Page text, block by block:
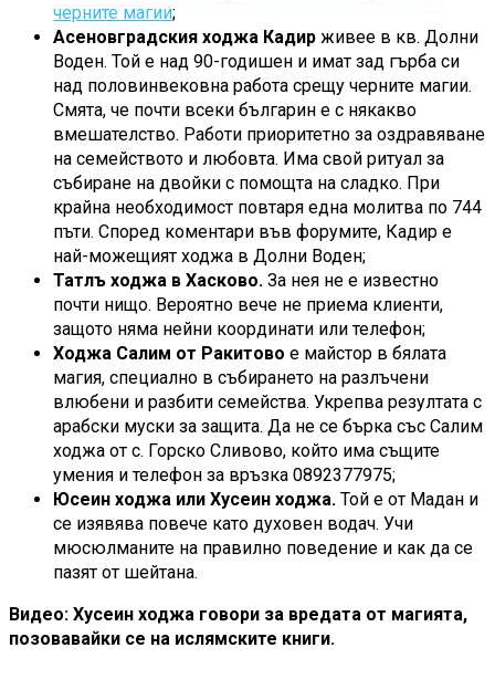
черните магии;
Асеновградския ходжа Кадир живее в кв. Долни
Воден. Той е над 90-годишен и имат зад гърба си
над половинвековна работа срещу черните магии.
Смята, че почти всеки българин е с някакво
вмешателство. Работи приоритетно за оздравяване
на семейството и любовта. Има свой ритуал за
събиране на двойки с помощта на сладко. При
крайна необходимост повтаря една молитва по 744
пъти. Според коментари във форумите, Кадир е
най-можещият ходжа в Долни Воден;
Татлъ ходжа в Хасково. За нея не е известно
почти нищо. Вероятно вече не приема клиенти,
защото няма нейни координати или телефон;
Ходжа Салим от Ракитово е майстор в бялата
магия, специално в събирането на разлъчени
влюбени и разбити семейства. Укрепва резултата с
арабски муски за защита. Да не се бърка със Салим
ходжа от с. Горско Сливово, който има същите
умения и телефон за връзка 0892377975;
Юсеин ходжа или Хусеин ходжа. Той е от Мадан и
се изявява повече като духовен водач. Учи
мюсюлманите на правилно поведение и как да се
пазят от шейтана.
Видео: Хусеин ходжа говори за вредата от магията,
позовавайки се на ислямските книги.